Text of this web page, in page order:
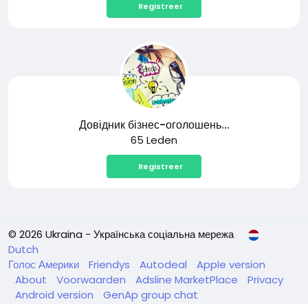
Registreer
Довідник бізнес-оголошень...
65 Leden
Registreer
© 2026 Ukraina - Українська соціальна мережа
Dutch
Голос Америки
Friendys Autodeal
Apple version
About
Voorwaarden Adsline MarketPlace
Privacy
Android version
GenAp group chat